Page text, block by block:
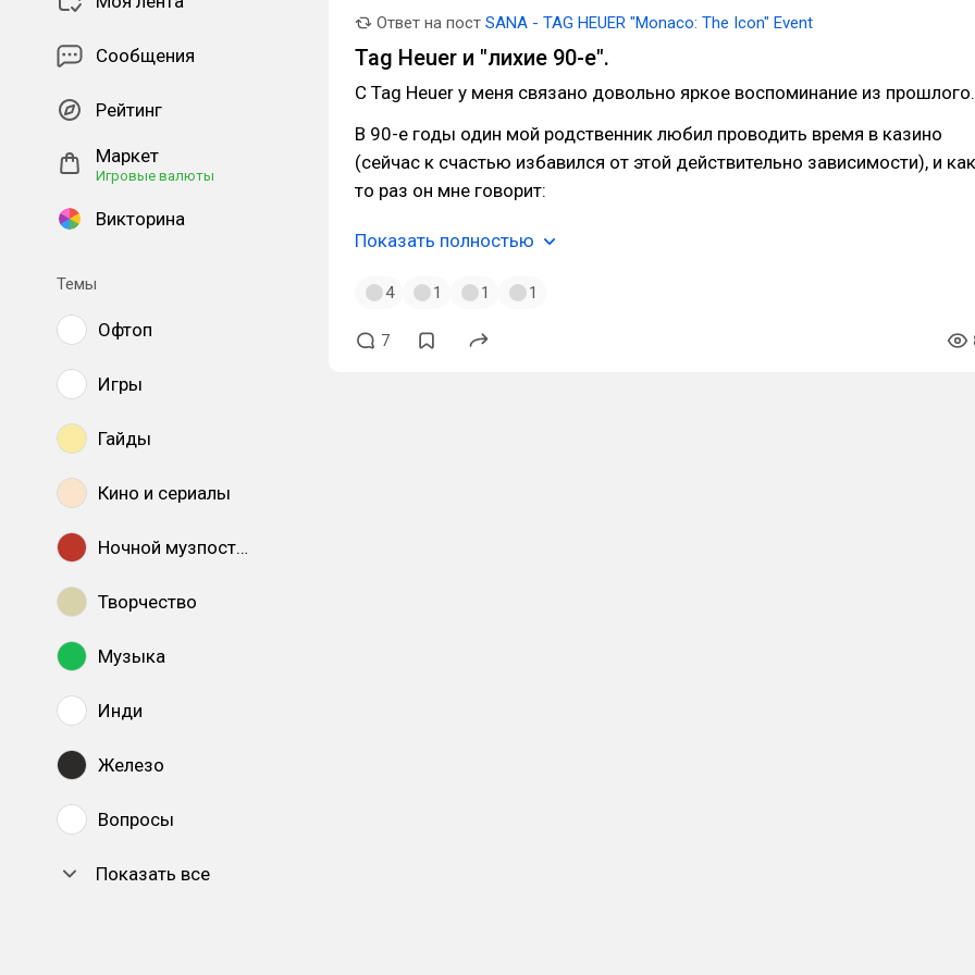
Сообщения
Рейтинг
Маркет
Игровые валюты
Викторина
Темы
Офтоп
Игры
Гайды
Кино и сериалы
Ночной музпостинг
Творчество
Музыка
Инди
Железо
Вопросы
Показать все
Ответ на пост SANA - TAG HEUER "Monaco: The Icon" Event
Tag Heuer и "лихие 90-е".
С Tag Heuer у меня связано довольно яркое воспоминание из прошлого.
В 90-е годы один мой родственник любил проводить время в казино
(сейчас к счастью избавился от этой действительно зависимости), и
то раз он мне говорит:
Показать полностью
4 1 1 1
7